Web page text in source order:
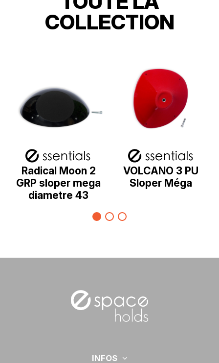
COLLECTION
Radical Moon 2
GRP sloper mega
diametre 43
VOLCANO 3 PU
Sloper Méga
INFOS